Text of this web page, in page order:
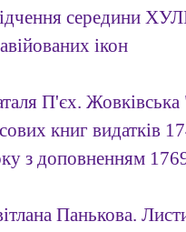
середини
ікон
П'єх.
книг видатків
з доповненням
Панькова.